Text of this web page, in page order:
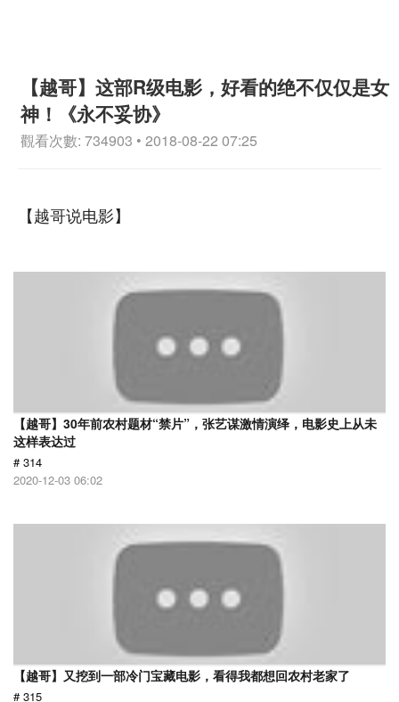
【越哥】这部R级电影，好看的绝不仅仅是女
神！《永不妥协》
觀看次數: 734903 • 2018-08-22 07:25
【越哥说电影】
【越哥】30年前农村题材“禁片”，张艺谋激情演绎，电影史上从未
这样表达过
# 314
2020-12-03 06:02
【越哥】又挖到一部冷门宝藏电影，看得我都想回农村老家了
# 315